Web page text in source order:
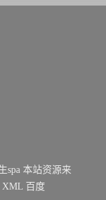
spa 本站资源来
XML 百度